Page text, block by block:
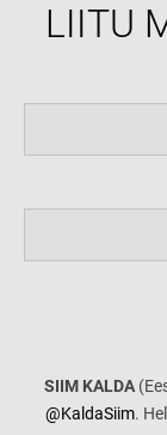
LIITU
SIIM KALDA
@KaldaSiim.